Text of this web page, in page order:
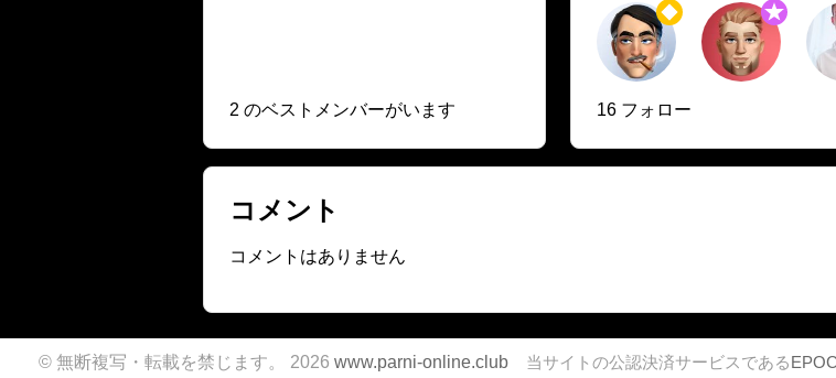
2 のベストメンバーがいます 16 フォロー
コメント
コメントはありません
© 無断複写・転載を禁じます。 2026 www.parni-online.club 当サイトの公認決済サービスである